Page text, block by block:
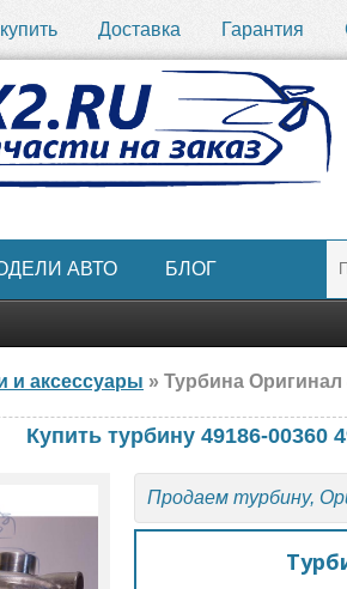
Доставка Гарантия
АВТО БЛОГ
и аксессуары » Турбина Оригинал
Купить турбину 49186-00360
Продаем турбину,